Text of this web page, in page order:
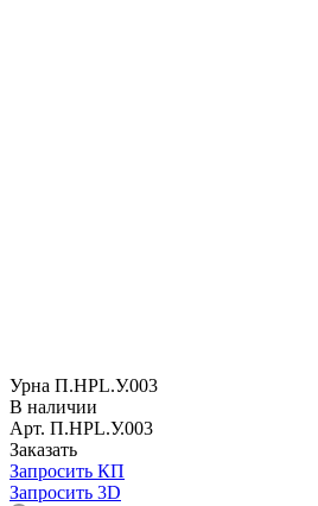
Урна П.НРL.У.003
В наличии
Арт. П.НРL.У.003
Заказать
Запросить КП
Запросить 3D